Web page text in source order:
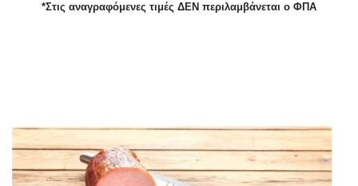
*Στις αναγραφόμενες τιμές ΔΕΝ περιλαμβάνεται ο ΦΠΑ